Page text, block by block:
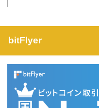
bitFlyer